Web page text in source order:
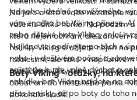
Na jaro a léto zvolte
vašemu dítku horko. Na podzim
která nejen ochrání, ale zároveň i
holínky Viking si užijete nejen na
ratolestmi, ale také v
mazlíčkem. Díky tomu, jak
obout ani do městského parku.
dokonale sladit!
jednoho, ideálně prověřeného,
vám značka bot Viking přinese.
nebo dětské boty Viking, splní i
Nejlépe se podívejte po těch s
nohu i v deštivém počasí a
zajistí, že bude volně dýchat a
nabídku bot Viking najdete na
přes tenisky, až po boty do toho
Boty Viking - otázky, na